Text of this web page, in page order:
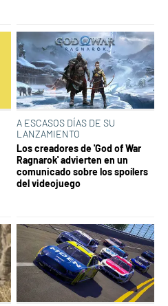
A ESCASOS DÍAS DE SU
LANZAMIENTO
Los creadores de 'God of War
Ragnarok' advierten en un
comunicado sobre los spoílers
del videojuego